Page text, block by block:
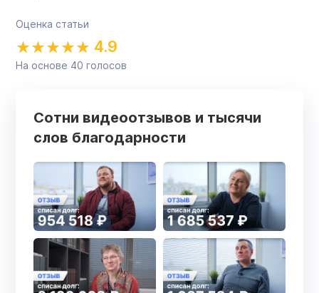
Оценка статьи
4.9
На основе 40 голосов
Сотни видеоотзывов и тысячи
слов благодарности